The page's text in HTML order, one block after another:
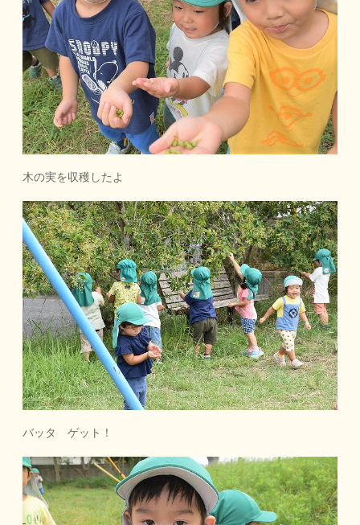
木の実を収穫したよ
バッタ ゲット！